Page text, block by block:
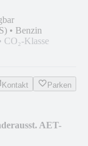
• Benzin
CO₂-Klasse
Kontakt Parken
AET-